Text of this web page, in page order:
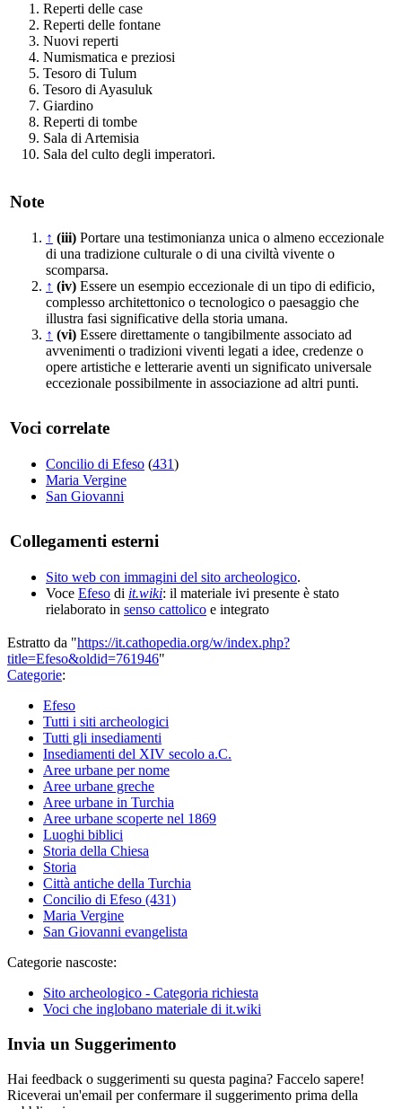
Reperti delle case
Reperti delle fontane
Nuovi reperti
Numismatica e preziosi
Tesoro di Tulum
Tesoro di Ayasuluk
Giardino
Reperti di tombe
Sala di Artemisia
Sala del culto degli imperatori.
Note
↑ (iii) Portare una testimonianza unica o almeno eccezionale
di una tradizione culturale o di una civiltà vivente o
scomparsa.
↑ (iv) Essere un esempio eccezionale di un tipo di edificio,
complesso architettonico o tecnologico o paesaggio che
illustra fasi significative della storia umana.
↑ (vi) Essere direttamente o tangibilmente associato ad
avvenimenti o tradizioni viventi legati a idee, credenze o
opere artistiche e letterarie aventi un significato universale
eccezionale possibilmente in associazione ad altri punti.
Voci correlate
Concilio di Efeso (431)
Maria Vergine
San Giovanni
Collegamenti esterni
Sito web con immagini del sito archeologico.
Voce Efeso di it.wiki: il materiale ivi presente è stato
rielaborato in senso cattolico e integrato
Estratto da "https://it.cathopedia.org/w/index.php?
title=Efeso&oldid=761946"
Categorie:
Efeso
Tutti i siti archeologici
Tutti gli insediamenti
Insediamenti del XIV secolo a.C.
Aree urbane per nome
Aree urbane greche
Aree urbane in Turchia
Aree urbane scoperte nel 1869
Luoghi biblici
Storia della Chiesa
Storia
Città antiche della Turchia
Concilio di Efeso (431)
Maria Vergine
San Giovanni evangelista
Categorie nascoste:
Sito archeologico - Categoria richiesta
Voci che inglobano materiale di it.wiki
Invia un Suggerimento
Hai feedback o suggerimenti su questa pagina? Faccelo sapere!
Riceverai un'email per confermare il suggerimento prima della